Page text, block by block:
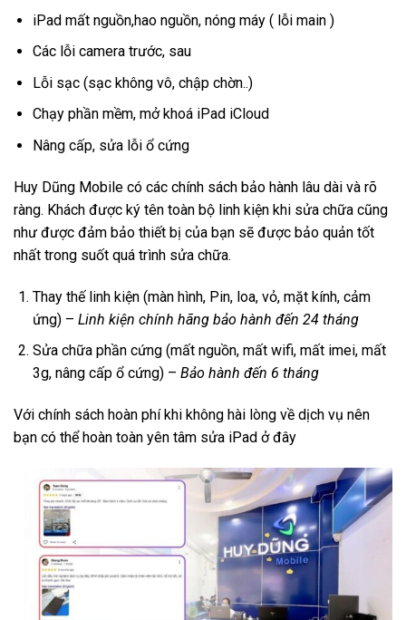
iPad mất nguồn,hao nguồn, nóng máy ( lỗi main )
Các lỗi camera trước, sau
Lỗi sạc (sạc không vô, chập chờn..)
Chạy phần mềm, mở khoá iPad iCloud
Nâng cấp, sửa lỗi ổ cứng
Huy Dũng Mobile có các chính sách bảo hành lâu dài và rõ
ràng. Khách được ký tên toàn bộ linh kiện khi sửa chữa cũng
như được đảm bảo thiết bị của bạn sẽ được bảo quản tốt
nhất trong suốt quá trình sửa chữa.
Thay thế linh kiện (màn hình, Pin, loa, vỏ, mặt kính, cảm
ứng) – Linh kiện chính hãng bảo hành đến 24 tháng
Sửa chữa phần cứng (mất nguồn, mất wifi, mất imei, mất
3g, nâng cấp ổ cứng) – Bảo hành đến 6 tháng
Với chính sách hoàn phí khi không hài lòng về dịch vụ nên
bạn có thể hoàn toàn yên tâm sửa iPad ở đây